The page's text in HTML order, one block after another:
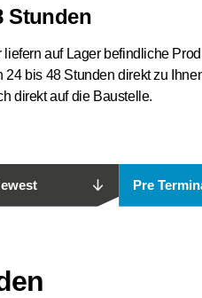
Stunden
liefern auf Lager befindliche
24 bis 48 Stunden direkt zu
direkt auf die Baustelle.
Pre